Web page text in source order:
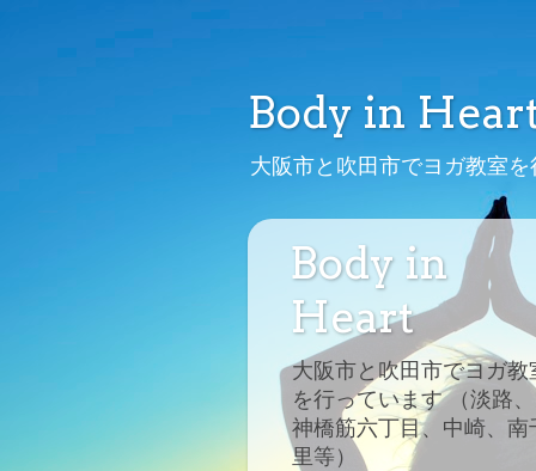
Body in
大阪市と吹田市でヨガ教室
Body in
Heart
大阪市と吹田市でヨガ教
を行っています （淡路
神橋筋六丁目、中崎、南
里等）